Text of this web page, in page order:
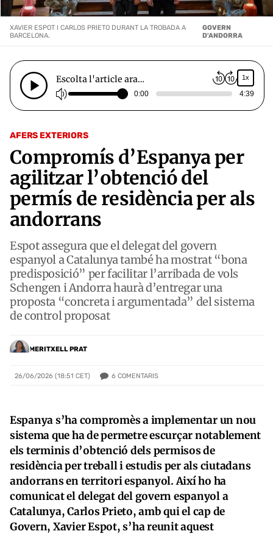
AFERS EXTERIORS
Compromís d’Espanya per
agilitzar l’obtenció del
permís de residència per als
andorrans
Espot assegura que el delegat del govern
espanyol a Catalunya també ha mostrat “bona
predisposició” per facilitar l’arribada de vols
Schengen i Andorra haurà d’entregar una
proposta “concreta i argumentada” del sistema
de control proposat
MERITXELL PRAT
26/06/2026 (18:51 CET) 6 COMENTARIS
XAVIER ESPOT I CARLOS PRIETO DURANT LA TROBADA A
BARCELONA.
GOVERN
D'ANDORRA
Escolta l'article ara… 1x
0:00 4:39
Espanya s’ha compromès a implementar un nou
sistema que ha de permetre escurçar notablement
els terminis d’obtenció dels permisos de
residència per treball i estudis per als ciutadans
andorrans en territori espanyol. Així ho ha
comunicat el delegat del govern espanyol a
Catalunya, Carlos Prieto, amb qui el cap de
Govern, Xavier Espot, s’ha reunit aquest